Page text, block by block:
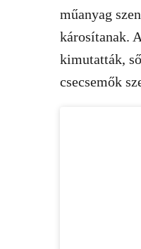
műanyag
károsítanak.
kimutatták,
csecsemők